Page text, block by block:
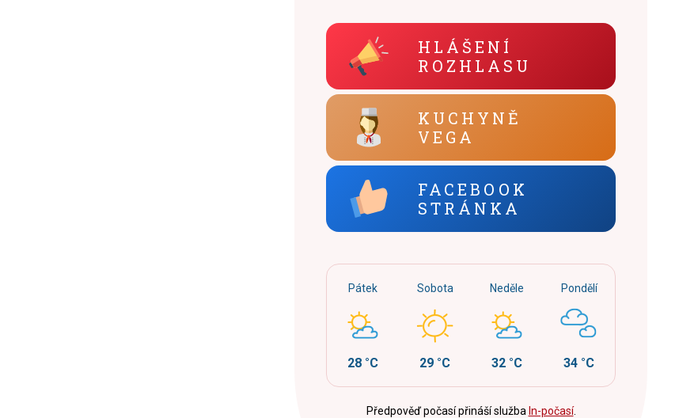
HLÁŠENÍ
ROZHLASU
KUCHYNĚ
VEGA
FACEBOOK
STRÁNKA
Pátek
28 °C
Sobota
29 °C
Neděle
32 °C
Pondělí
34 °C
Předpověď počasí přináší služba In-počasí.